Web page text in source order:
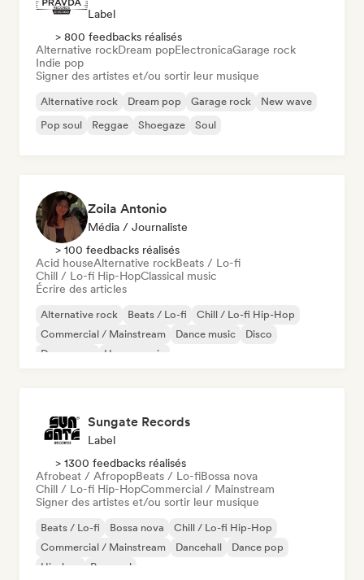
Label
> 800 feedbacks réalisés
Alternative rockDream popElectronicaGarage rock
Indie pop
Signer des artistes et/ou sortir leur musique
Alternative rock Dream pop Garage rock
New wave
Pop soul
Reggae Shoegaze Soul
Zoila Antonio
Média / Journaliste
> 100 feedbacks réalisés
Acid houseAlternative rockBeats / Lo-fi
Chill / Lo-fi Hip-HopClassical music
Écrire des articles
Alternative rock Beats / Lo-fi
Chill / Lo-fi Hip-Hop
Commercial / Mainstream
Dance music
Disco
Dream pop
House music
Sungate Records
Label
> 1300 feedbacks réalisés
Afrobeat / AfropopBeats / Lo-fiBossa nova
Chill / Lo-fi Hip-HopCommercial / Mainstream
Signer des artistes et/ou sortir leur musique
Beats / Lo-fi Bossa nova
Chill / Lo-fi Hip-Hop
Commercial / Mainstream
Dancehall
Dance pop
Hip-hop
Pop soul